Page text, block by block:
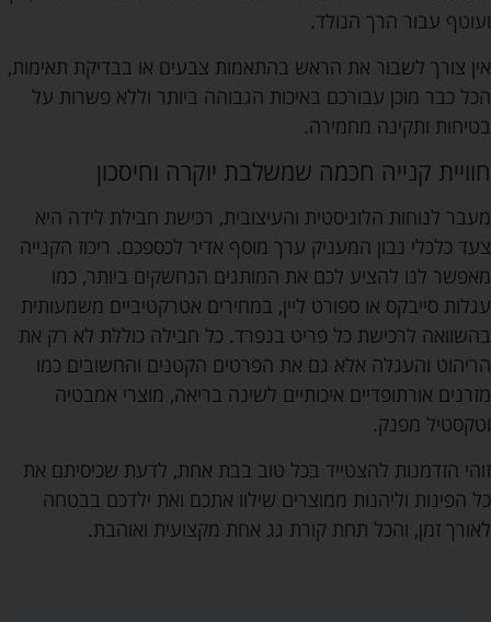
ועוטף עבור הרך הנולד.
אין צורך לשבור את הראש בהתאמות צבעים או בבדיקת תאימות,
הכל כבר מוכן עבורכם באיכות הגבוהה ביותר וללא פשרות על
בטיחות ותקינה מחמירה.
חוויית קנייה חכמה שמשלבת יוקרה וחיסכון
מעבר לנוחות הלוגיסטית והעיצובית, רכישת חבילת לידה היא
צעד כלכלי נבון המעניק ערך מוסף אדיר לכספכם. ריכוז הקנייה
מאפשר לנו להציע לכם את המותגים הנחשקים ביותר, כמו
עגלות סייבקס או ספורט ליין, במחירים אטרקטיביים משמעותית
בהשוואה לרכישת כל פריט בנפרד. כל חבילה כוללת לא רק את
הריהוט והעגלה אלא גם את הפרטים הקטנים והחשובים כמו
מזרנים אורתופדיים איכותיים לשינה בריאה, מוצרי אמבטיה
וטקסטיל מפנק.
זוהי הזדמנות להצטייד בכל טוב בבת אחת, לדעת שכיסיתם את
כל הפינות וליהנות ממוצרים שילוו אתכם ואת ילדכם בבטחה
לאורך זמן, והכל תחת קורת גג אחת מקצועית ואוהבת.